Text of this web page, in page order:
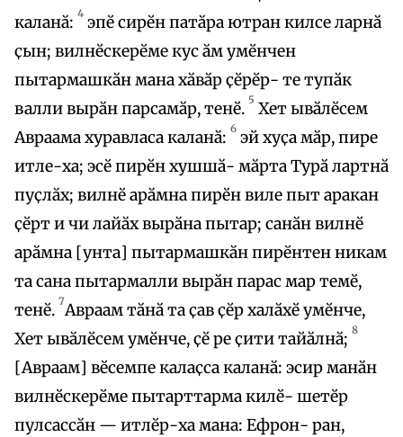
каланӑ: 4 эпӗ сирӗн патӑра ютран килсе ларнӑ
ҫын; вилнӗскерӗме кус ӑм умӗнчен
пытармашкӑн мана хӑвӑр ҫӗрӗр- те тупӑк
валли вырӑн парсамӑр, тенӗ. 5 Хет ывӑлӗсем
Авраама хуравласа каланӑ: 6 эй хуҫа мӑр, пире
итле-ха; эсӗ пирӗн хушшӑ- мӑрта Турӑ лартнӑ
пуҫлӑх; вилнӗ арӑмна пирӗн виле пыт аракан
ҫӗрт и чи лайӑх вырӑна пытар; санӑн вилнӗ
арӑмна [унта] пытармашкӑн пирӗнтен никам
та сана пытармалли вырӑн парас мар темӗ,
тенӗ. 7Авраам тӑнӑ та ҫав ҫӗр халӑхӗ умӗнче,
Хет ывӑлӗсем умӗнче, ҫӗ ре ҫити тайӑлнӑ; 8
[Авраам] вӗсемпе калаҫса каланӑ: эсир манӑн
вилнӗскерӗме пытарттарма килӗ- шетӗр
пулсассӑн — итлӗр-ха мана: Ефрон- ран,